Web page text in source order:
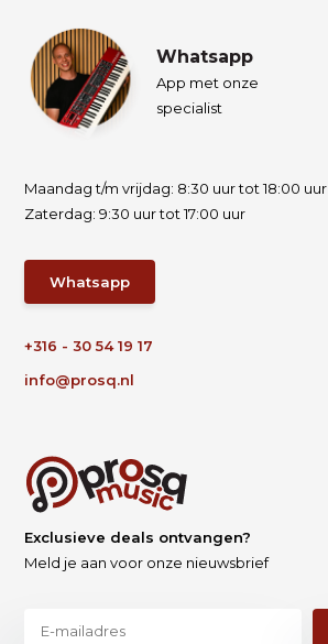
Whatsapp
App met onze
specialist
Maandag t/m vrijdag: 8:30 uur tot 18:00 uur
Zaterdag: 9:30 uur tot 17:00 uur
Whatsapp
+316 - 30 54 19 17
info@prosq.nl
Exclusieve deals ontvangen?
Meld je aan voor onze nieuwsbrief